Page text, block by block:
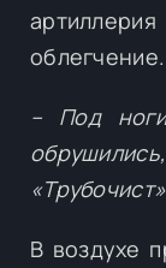
облегчение.
– Под
В воздухе